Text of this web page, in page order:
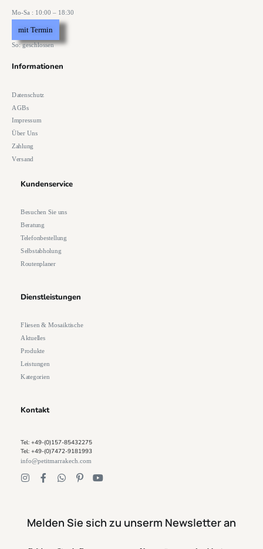
Mo-Sa : 10:00 – 18:30
mit Termin
So: geschlossen
Informationen
Datenschutz
AGBs
Impressum
Über Uns
Zahlung
Versand
Kundenservice
Besuchen Sie uns
Beratung
Telefonbestellung
Selbstabholung
Routenplaner
Dienstleistungen
Fliesen & Mosaiktische
Aktuelles
Produkte
Leistungen
Kategorien
Kontakt
Tel: +49-(0)157-85432275
Tel: +49-(0)7472-9181993
info@petitmarrakech.com
Melden Sie sich zu unserm Newsletter an